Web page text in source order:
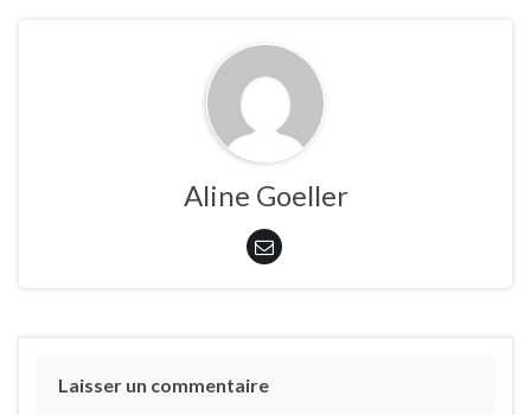
Aline Goeller
Laisser un commentaire